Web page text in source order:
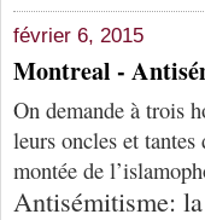
février 6, 2015
Montreal -
On demande à trois
leurs oncles et tantes
montée de
Antisémitisme: